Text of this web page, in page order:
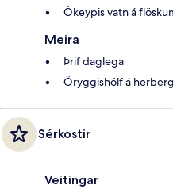
Ókeypis vatn á
Meira
Þrif daglega
Öryggishólf á
Sérkostir
Veitingar